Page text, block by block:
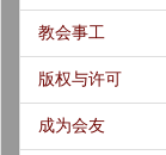
教会事工
版权与许可
成为会友